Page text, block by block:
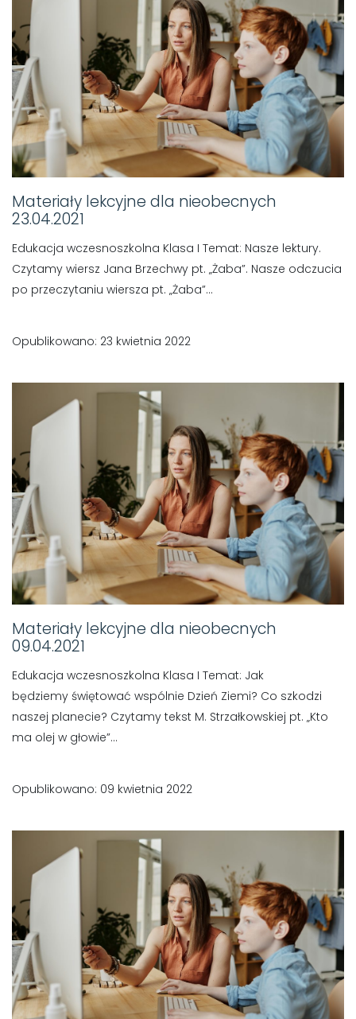
Materiały lekcyjne dla nieobecnych
23.04.2021
Edukacja wczesnoszkolna Klasa I Temat: Nasze lektury.
Czytamy wiersz Jana Brzechwy pt. „Żaba”. Nasze odczucia
po przeczytaniu wiersza pt. „Żaba”...
Opublikowano: 23 kwietnia 2022
Materiały lekcyjne dla nieobecnych
09.04.2021
Edukacja wczesnoszkolna Klasa I Temat: Jak
będziemy świętować wspólnie Dzień Ziemi? Co szkodzi
naszej planecie? Czytamy tekst M. Strzałkowskiej pt. „Kto
ma olej w głowie”...
Opublikowano: 09 kwietnia 2022